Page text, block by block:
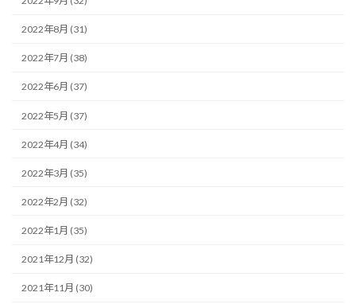
2022年8月 (31)
2022年7月 (38)
2022年6月 (37)
2022年5月 (37)
2022年4月 (34)
2022年3月 (35)
2022年2月 (32)
2022年1月 (35)
2021年12月 (32)
2021年11月 (30)